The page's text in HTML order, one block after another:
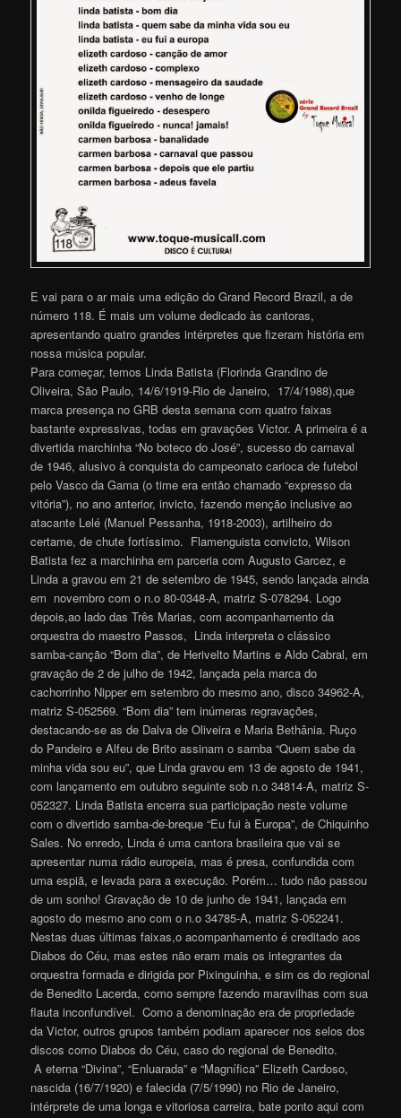
E vai para o ar mais uma edição do Grand Record Brazil, a de
número 118. É mais um volume dedicado às cantoras,
apresentando quatro grandes intérpretes que fizeram história em
nossa música popular.
Para começar, temos Linda Batista (Florinda Grandino de
Oliveira, São Paulo, 14/6/1919-Rio de Janeiro, 17/4/1988),que
marca presença no GRB desta semana com quatro faixas
bastante expressivas, todas em gravações Victor. A primeira é a
divertida marchinha “No boteco do José”, sucesso do carnaval
de 1946, alusivo à conquista do campeonato carioca de futebol
pelo Vasco da Gama (o time era então chamado “expresso da
vitória”), no ano anterior, invicto, fazendo menção inclusive ao
atacante Lelé (Manuel Pessanha, 1918-2003), artilheiro do
certame, de chute fortíssimo. Flamenguista convicto, Wilson
Batista fez a marchinha em parceria com Augusto Garcez, e
Linda a gravou em 21 de setembro de 1945, sendo lançada ainda
em novembro com o n.o 80-0348-A, matriz S-078294. Logo
depois,ao lado das Três Marias, com acompanhamento da
orquestra do maestro Passos, Linda interpreta o clássico
samba-canção “Bom dia”, de Herivelto Martins e Aldo Cabral, em
gravação de 2 de julho de 1942, lançada pela marca do
cachorrinho Nipper em setembro do mesmo ano, disco 34962-A,
matriz S-052569. “Bom dia” tem inúmeras regravações,
destacando-se as de Dalva de Oliveira e Maria Bethânia. Ruço
do Pandeiro e Alfeu de Brito assinam o samba “Quem sabe da
minha vida sou eu”, que Linda gravou em 13 de agosto de 1941,
com lançamento em outubro seguinte sob n.o 34814-A, matriz S-
052327. Linda Batista encerra sua participação neste volume
com o divertido samba-de-breque “Eu fui à Europa”, de Chiquinho
Sales. No enredo, Linda é uma cantora brasileira que vai se
apresentar numa rádio europeia, mas é presa, confundida com
uma espiã, e levada para a execução. Porém… tudo não passou
de um sonho! Gravação de 10 de junho de 1941, lançada em
agosto do mesmo ano com o n.o 34785-A, matriz S-052241.
Nestas duas últimas faixas,o acompanhamento é creditado aos
Diabos do Céu, mas estes não eram mais os integrantes da
orquestra formada e dirigida por Pixinguinha, e sim os do regional
de Benedito Lacerda, como sempre fazendo maravilhas com sua
flauta inconfundível. Como a denominação era de propriedade
da Victor, outros grupos também podiam aparecer nos selos dos
discos como Diabos do Céu, caso do regional de Benedito.
A eterna “Divina”, “Enluarada” e “Magnífica” Elizeth Cardoso,
nascida (16/7/1920) e falecida (7/5/1990) no Rio de Janeiro,
intérprete de uma longa e vitoriosa carreira, bate ponto aqui com